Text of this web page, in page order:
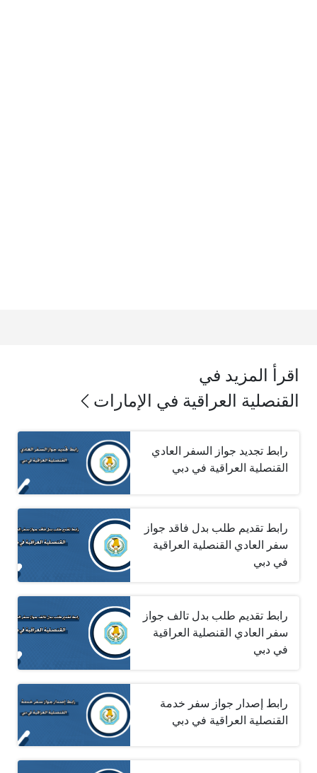
اقرأ المزيد في
القنصلية العراقية في الإمارات
رابط تجديد جواز السفر العادي
القنصلية العراقية في دبي
رابط تقديم طلب بدل فاقد جواز
سفر العادي القنصلية العراقية
في دبي
رابط تقديم طلب بدل تالف جواز
سفر العادي القنصلية العراقية
في دبي
رابط إصدار جواز سفر خدمة
القنصلية العراقية في دبي